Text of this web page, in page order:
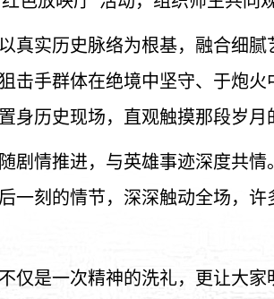
真实历史脉络为根基，融合细
击手群体在绝境中坚守、于炮
历史现场，直观触摸那段岁月
剧情推进，与英雄事迹深度共
一刻的情节，深深触动全场，
仅是一次精神的洗礼，更让大